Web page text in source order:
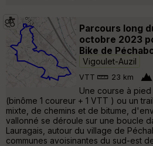
Parcours long
octobre 2023
Bike de
Vigoulet-Auzil
VTT 23 km
Une course à
(binôme 1 coureur + 1 VTT ) ou un
mixte, de chemins et de bitume,
vallonné se déroule sur une boucle
Lauragais, autour du village de
communes avoisinantes du sud-est